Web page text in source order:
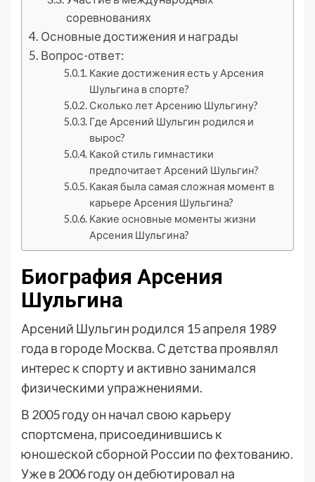
соревнованиях
Основные достижения и награды
Вопрос-ответ:
Какие достижения есть у Арсения
Шульгина в спорте?
Сколько лет Арсению Шульгину?
Где Арсений Шульгин родился и
вырос?
Какой стиль гимнастики
предпочитает Арсений Шульгин?
Какая была самая сложная момент в
карьере Арсения Шульгина?
Какие основные моменты жизни
Арсения Шульгина?
Биография Арсения
Шульгина
Арсений Шульгин родился 15 апреля 1989
года в городе Москва. С детства проявлял
интерес к спорту и активно занимался
физическими упражнениями.
В 2005 году он начал свою карьеру
спортсмена, присоединившись к
юношеской сборной России по фехтованию.
Уже в 2006 году он дебютировал на